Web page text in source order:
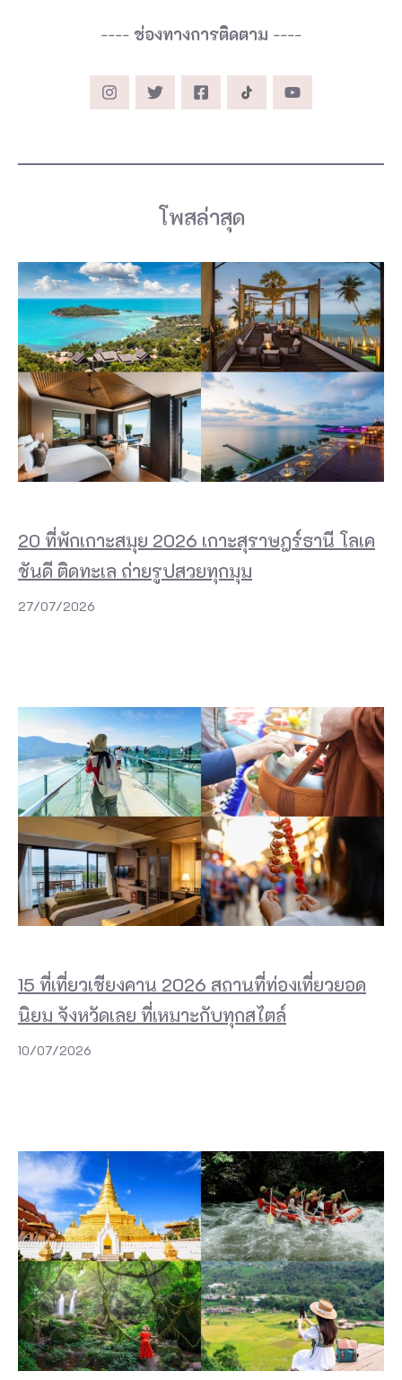
---- ช่องทางการติดตาม ----
โพสล่าสุด
20 ที่พักเกาะสมุย 2026 เกาะสุราษฎร์ธานี โลเค
ชันดี ติดทะเล ถ่ายรูปสวยทุกมุม
27/07/2026
15 ที่เที่ยวเชียงคาน 2026 สถานที่ท่องเที่ยวยอด
นิยม จังหวัดเลย ที่เหมาะกับทุกสไตล์
10/07/2026